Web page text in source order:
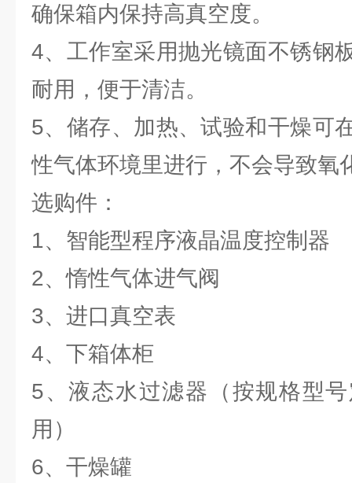
确保箱内保持高真空度。
4、工作室采用抛光镜面不锈钢
耐用，便于清洁。
5、储存、加热、试验和干燥可
性气体环境里进行，不会导致氧
选购件：
1、智能型程序液晶温度控制器
2、惰性气体进气阀
3、进口真空表
4、下箱体柜
5、液态水过滤器（按规格型
用）
6、干燥罐